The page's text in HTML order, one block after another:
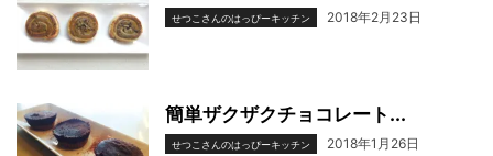
せつこさんのはっぴーキッチン 2018年2月23日
簡単ザクザクチョコレート...
せつこさんのはっぴーキッチン 2018年1月26日